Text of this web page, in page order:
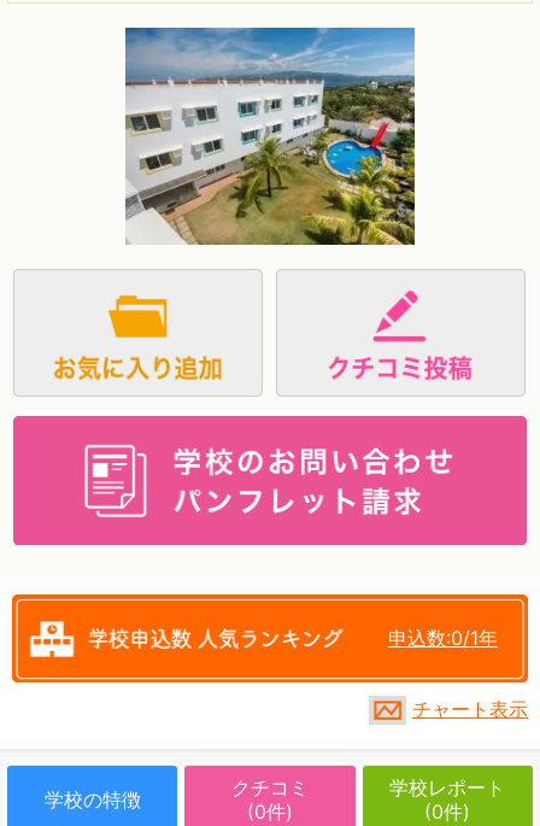
申込数:0/1年
チャート表示
学校の特徴
クチコミ
(0件)
学校レポート
(0件)